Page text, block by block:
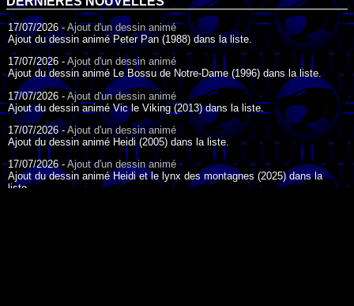
17/07/2026 - Ajout d'un dessin animé
Ajout du dessin animé Peter Pan (1988) dans la liste.
17/07/2026 - Ajout d'un dessin animé
Ajout du dessin animé Le Bossu de Notre-Dame (1996) dans la liste.
17/07/2026 - Ajout d'un dessin animé
Ajout du dessin animé Vic le Viking (2013) dans la liste.
17/07/2026 -Ajout d'un dessin animé
Ajout du dessin animé Heidi (2005) dans la liste.
17/07/2026 -Ajout d'un dessin animé
Ajout du dessin animé Heidi et le lynx des montagnes (2025) dans la
liste.